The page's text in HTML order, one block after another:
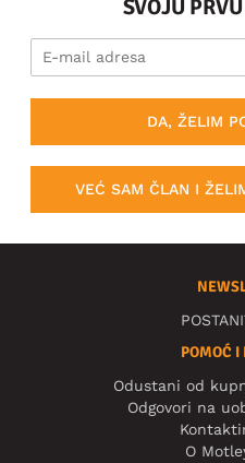
SVOJU
DA, ŽELIM
VEĆ SAM ČLAN I
POMOĆ I
Odustani od
Odgovori na
O